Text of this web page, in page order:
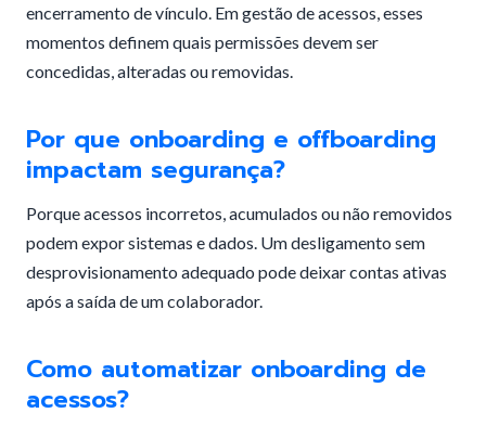
encerramento de vínculo. Em gestão de acessos, esses
momentos definem quais permissões devem ser
concedidas, alteradas ou removidas.
Por que onboarding e offboarding
impactam segurança?
Porque acessos incorretos, acumulados ou não removidos
podem expor sistemas e dados. Um desligamento sem
desprovisionamento adequado pode deixar contas ativas
após a saída de um colaborador.
Como automatizar onboarding de
acessos?